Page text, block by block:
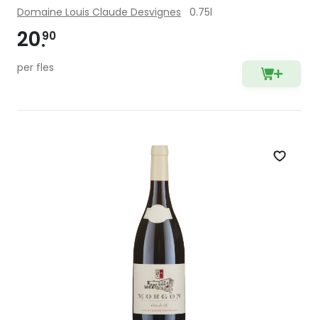
Domaine Louis Claude Desvignes 0.75l
2090
per fles
Zet